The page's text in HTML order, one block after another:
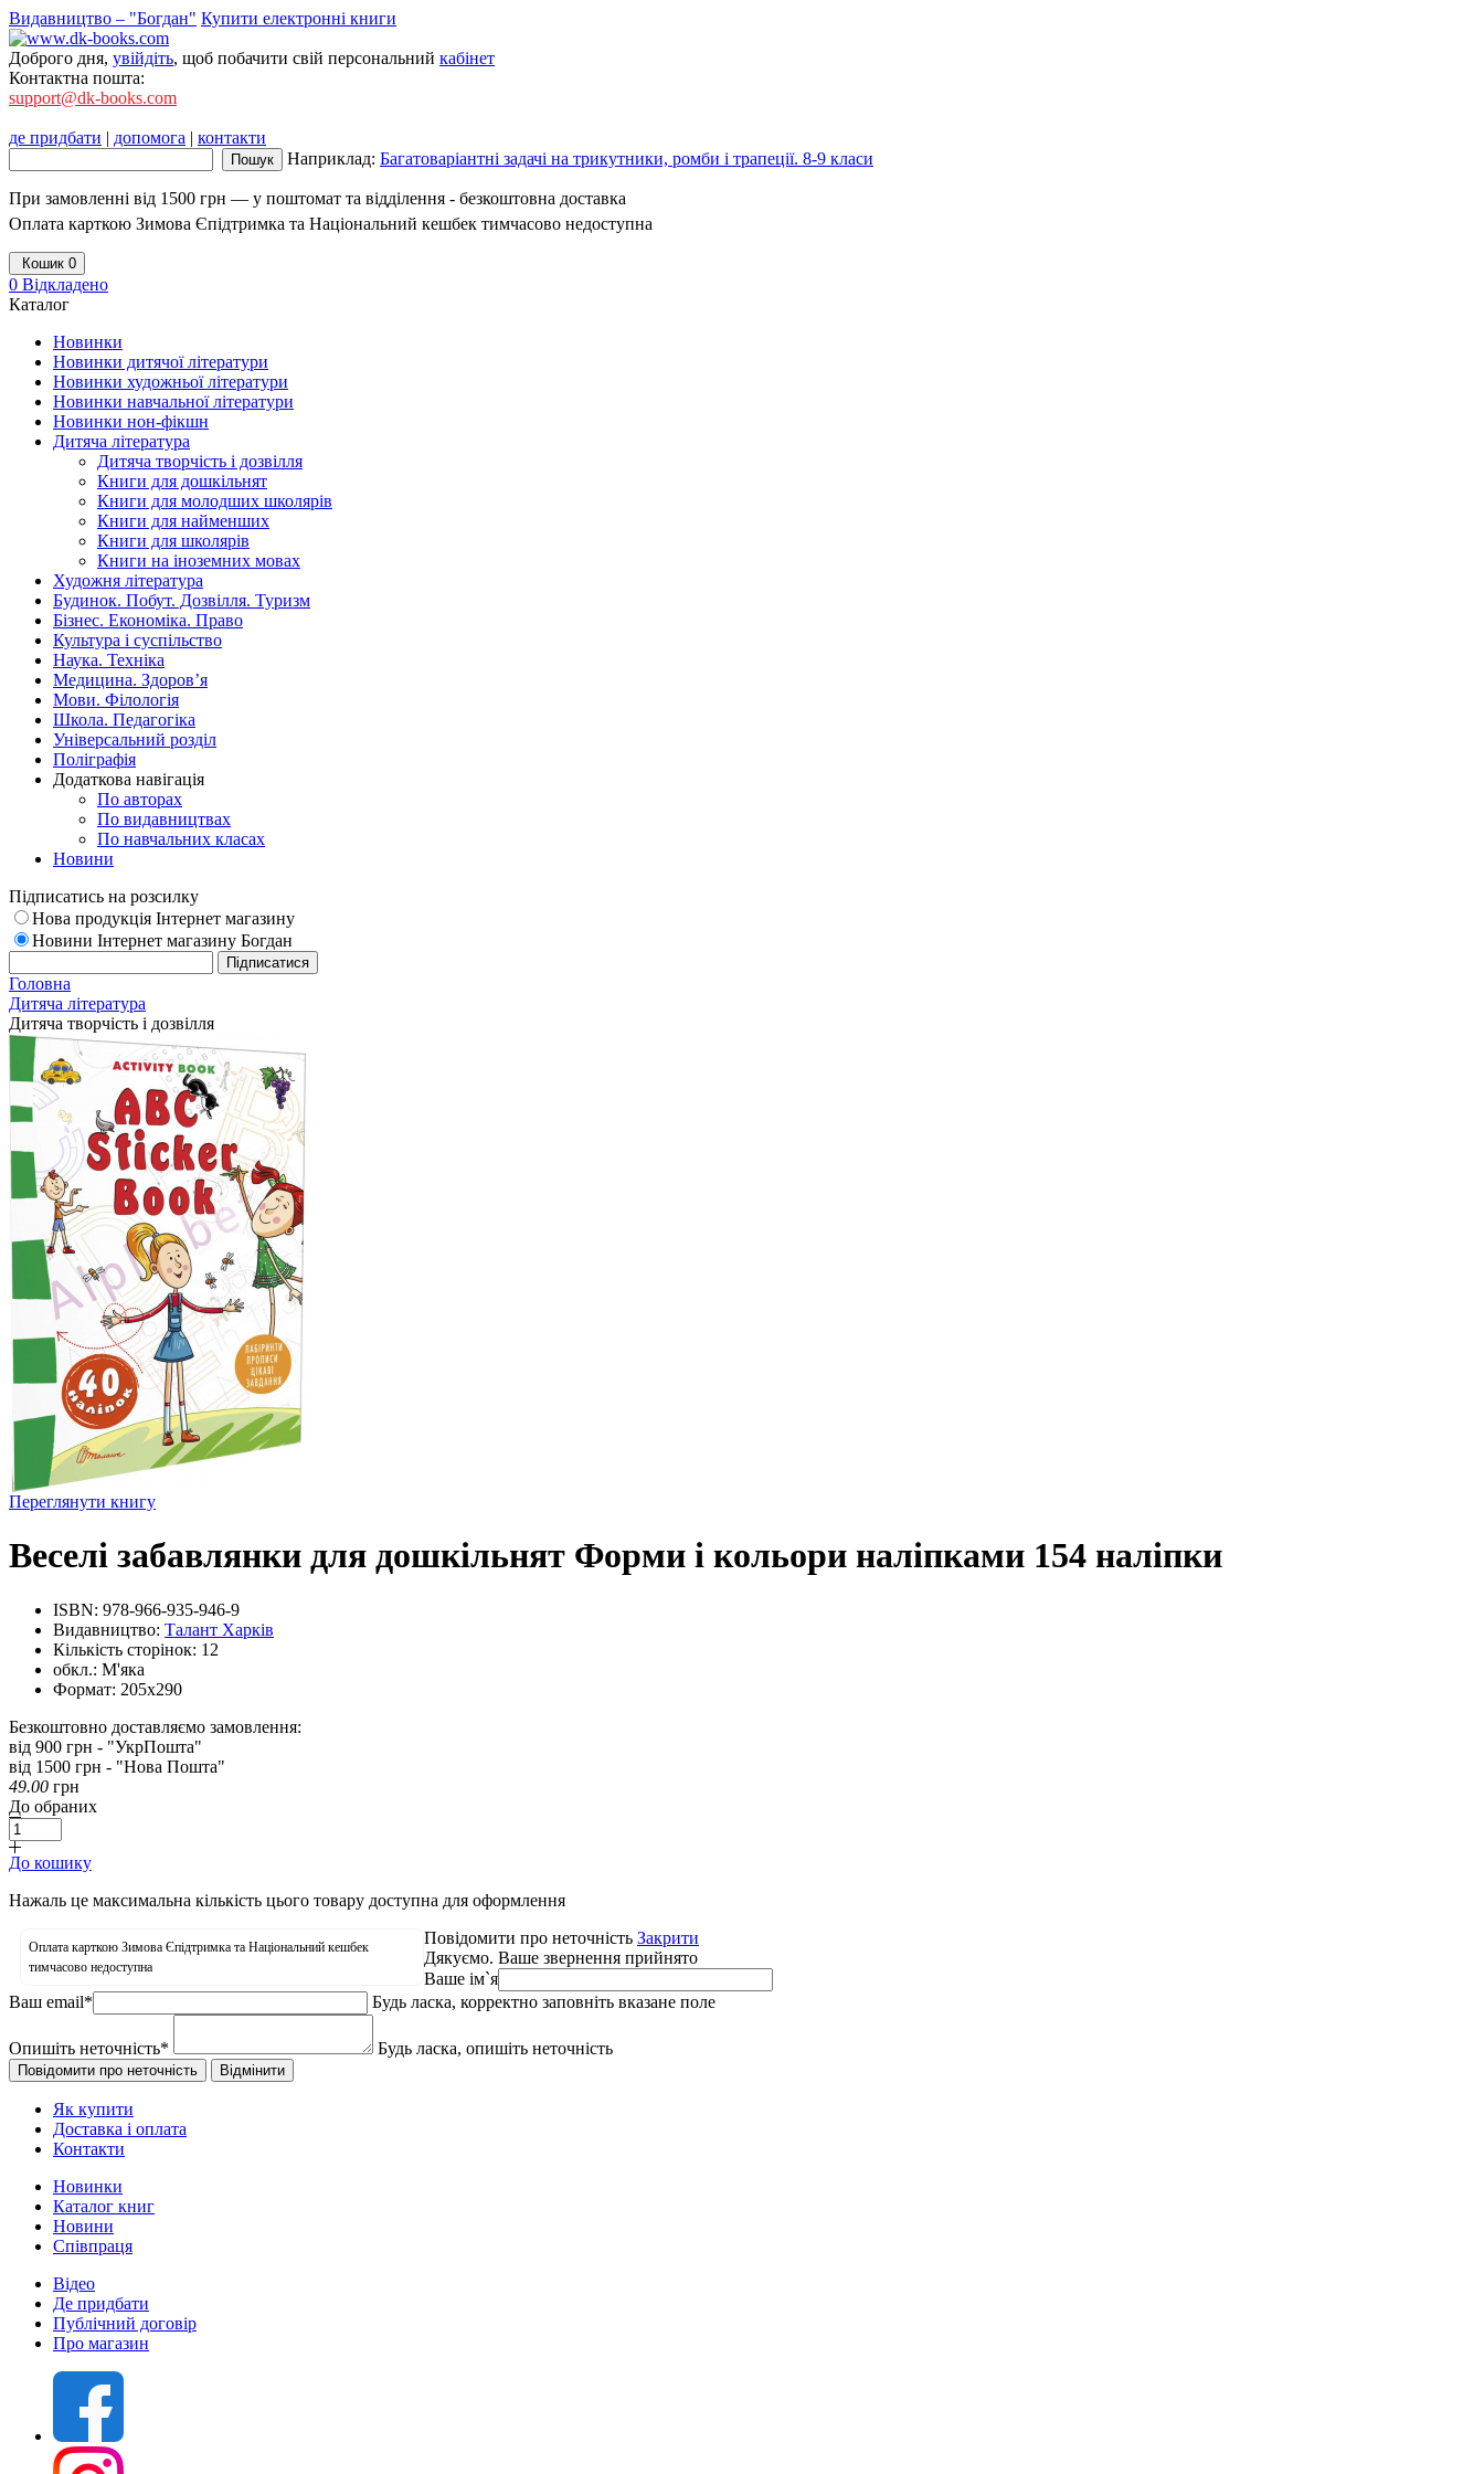
Видавництво – "Богдан" Купити електронні книги
Доброго дня, увійдіть, щоб побачити свій персональний кабінет
Контактна пошта:
support@dk-books.com
де придбати | допомога | контакти
Наприклад: Багатоваріантні задачі на трикутники, ромби і трапеції. 8-9 класи
При замовленні від 1500 грн — у поштомат та відділення - безкоштовна доставка
Оплата карткою Зимова Єпідтримка та Національний кешбек тимчасово недоступна
Кошик 0
0 Відкладено
Каталог
Новинки
Новинки дитячої літератури
Новинки художньої літератури
Новинки навчальної літератури
Новинки нон-фікшн
Дитяча література
Дитяча творчість і дозвілля
Книги для дошкільнят
Книги для молодших школярів
Книги для найменших
Книги для школярів
Книги на іноземних мовах
Художня література
Будинок. Побут. Дозвілля. Туризм
Бізнес. Економіка. Право
Культура і суспільство
Наука. Техніка
Медицина. Здоров’я
Мови. Філологія
Школа. Педагогіка
Універсальний розділ
Поліграфія
Додаткова навігація
По авторах
По видавництвах
По навчальних класах
Новини
Підписатись на розсилку
Нова продукція Інтернет магазину
Новини Інтернет магазину Богдан
Головна
Дитяча література
Дитяча творчість і дозвілля
Переглянути книгу
Веселі забавлянки для дошкільнят Форми і кольори наліпками 154 наліпки
ISBN: 978-966-935-946-9
Видавництво: Талант Харків
Кількість сторінок: 12
обкл.: М'яка
Формат: 205х290
Безкоштовно доставляємо замовлення:
від 900 грн - "УкрПошта"
від 1500 грн - "Нова Пошта"
49.00 грн
До обраних
До кошику
Нажаль це максимальна кількість цього товару доступна для оформлення
Оплата карткою Зимова Єпідтримка та Національний кешбек
тимчасово недоступна
Повідомити про неточність Закрити
Дякуємо. Ваше звернення прийнято
Ваше ім`я
Ваш email* Будь ласка, корректно заповніть вказане поле
Опишіть неточність* Будь ласка, опишіть неточність
Як купити
Доставка і оплата
Контакти
Новинки
Каталог книг
Новини
Співпраця
Відео
Де придбати
Публічний договір
Про магазин